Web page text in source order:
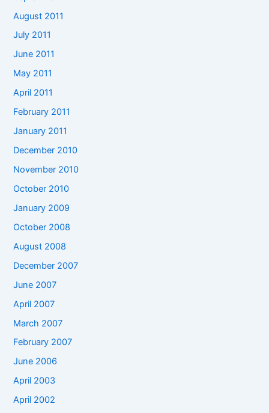
August 2011
July 2011
June 2011
May 2011
April 2011
February 2011
January 2011
December 2010
November 2010
October 2010
January 2009
October 2008
August 2008
December 2007
June 2007
April 2007
March 2007
February 2007
June 2006
April 2003
April 2002